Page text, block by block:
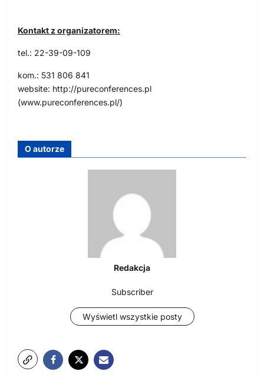
Kontakt z organizatorem:
tel.: 22-39-09-109
kom.: 531 806 841
website: http://pureconferences.pl
(www.pureconferences.pl/)
O autorze
Redakcja
Subscriber
Wyświetl wszystkie posty